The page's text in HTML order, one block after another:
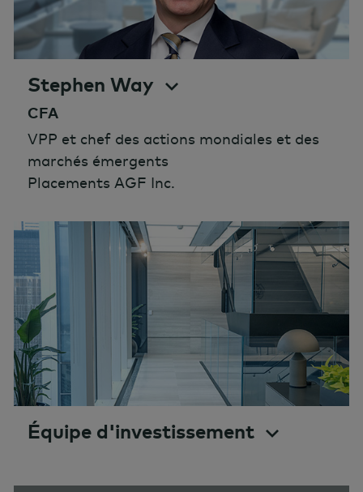
Stephen Way
CFA
VPP et chef des actions mondiales et des
marchés émergents
Placements AGF Inc.
Équipe d'investissement